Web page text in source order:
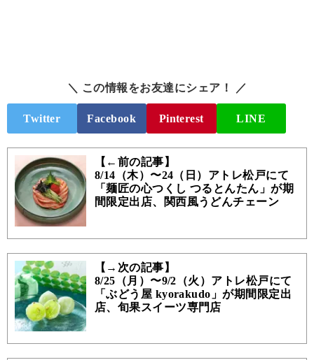
＼ この情報をお友達にシェア！ ／
Twitter Facebook Pinterest LINE
【←前の記事】
8/14（木）〜24（日）アトレ松戸にて
「麺匠の心つくし つるとんたん」が期
間限定出店、関西風うどんチェーン
【→次の記事】
8/25（月）〜9/2（火）アトレ松戸にて
「ぶどう屋 kyorakudo」が期間限定出
店、旬果スイーツ専門店